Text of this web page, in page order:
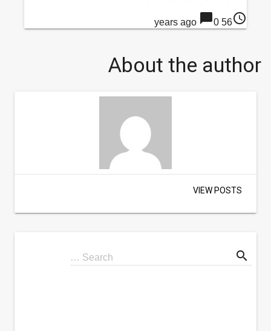
access_time
56 years ago
chat_bubble0
About the author
VIEW POSTS
Search
for
Search … search